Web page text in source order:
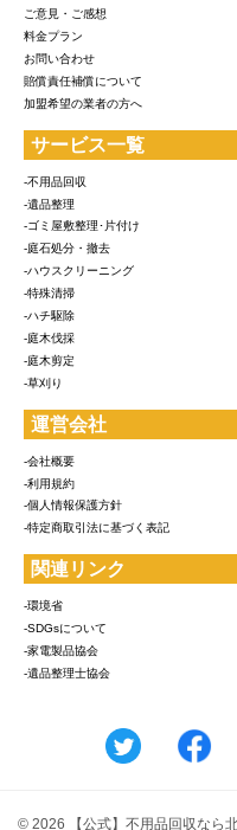
ご意見・ご感想
料金プラン
お問い合わせ
賠償責任補償について
加盟希望の業者の方へ
サービス一覧
-不用品回収
-遺品整理
-ゴミ屋敷整理･片付け
-庭石処分・撤去
-ハウスクリーニング
-特殊清掃
-ハチ駆除
-庭木伐採
-庭木剪定
-草刈り
運営会社
-会社概要
-利用規約
-個人情報保護方針
-特定商取引法に基づく表記
関連リンク
-環境省
-SDGsについて
-家電製品協会
-遺品整理士協会
© 2026 【公式】不用品回収なら